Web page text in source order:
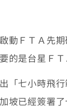
ＦＴＡ先期
的是台星Ｆ
七小時飛行
坡已經簽署